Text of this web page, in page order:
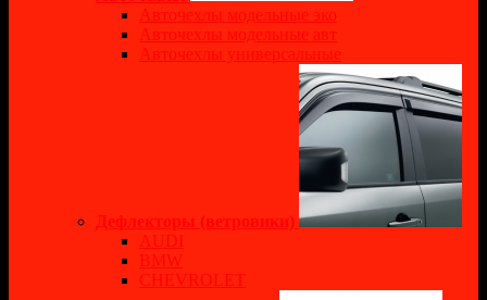
Авточехлы модельные эко
Авточехлы модельные авт
Авточехлы универсальные
Дефлекторы (ветровики)
AUDI
BMW
CHEVROLET